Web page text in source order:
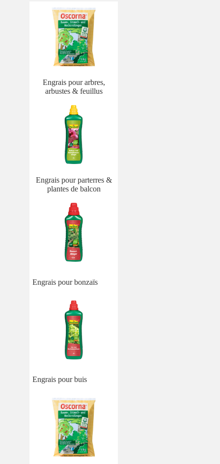
Engrais pour arbres,
arbustes & feuillus
Engrais pour parterres &
plantes de balcon
Engrais pour bonzaïs
Engrais pour buis